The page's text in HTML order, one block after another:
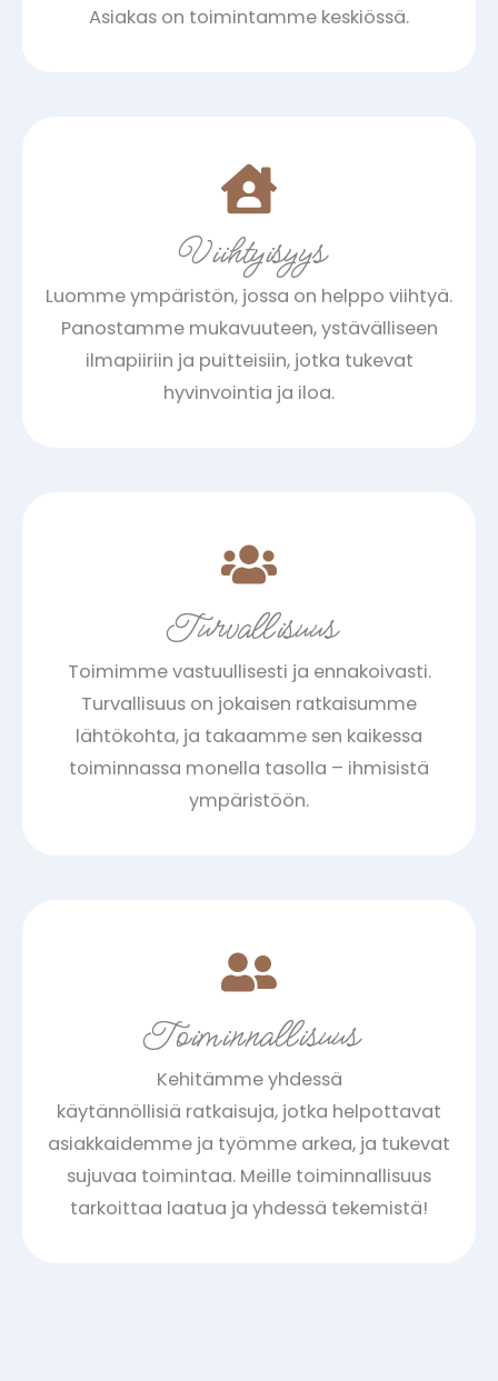
Asiakas on toimintamme keskiössä.
Viihtyisyys
Luomme ympäristön, jossa on helppo viihtyä.
Panostamme mukavuuteen, ystävälliseen
ilmapiiriin ja puitteisiin, jotka tukevat
hyvinvointia ja iloa.
Turvallisuus
Toimimme vastuullisesti ja ennakoivasti.
Turvallisuus on jokaisen ratkaisumme
lähtökohta, ja takaamme sen kaikessa
toiminnassa monella tasolla – ihmisistä
ympäristöön.
Toiminnallisuus
Kehitämme yhdessä
käytännöllisiä ratkaisuja, jotka helpottavat
asiakkaidemme ja työmme arkea, ja tukevat
sujuvaa toimintaa. Meille toiminnallisuus
tarkoittaa laatua ja yhdessä tekemistä!